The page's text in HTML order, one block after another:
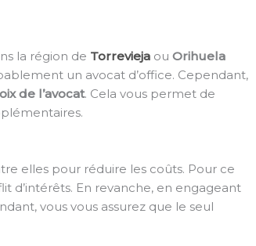
la région de Torrevieja ou Orihuela
un avocat d’office. Cependant,
de l’avocat. Cela vous permet de
elles pour réduire les coûts. Pour ce
d’intérêts. En revanche, en engageant
vous vous assurez que le seul